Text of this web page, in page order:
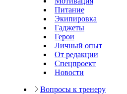
Питание
Экипировка
Гаджеты
Герои
Личный опыт
От редакции
Спецпроект
Новости
Вопросы к тренеру